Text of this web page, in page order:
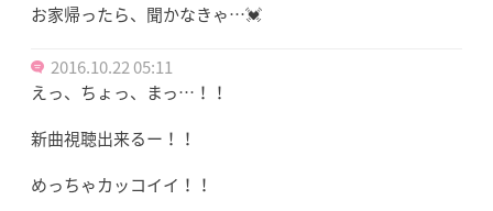
お家帰ったら、聞かなきゃ…💓
2016.10.22 05:11
えっ、ちょっ、まっ…！！
新曲視聴出来るー！！
めっちゃカッコイイ！！